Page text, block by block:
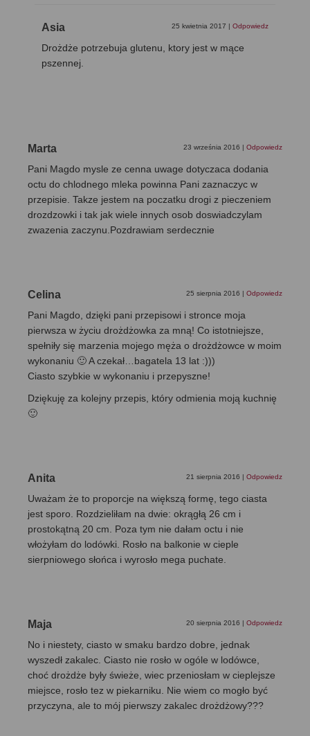
Asia 25 kwietnia 2017 | Odpowiedz
Drożdże potrzebuja glutenu, ktory jest w mące
pszennej.
Marta 23 września 2016 | Odpowiedz
Pani Magdo mysle ze cenna uwage dotyczaca dodania
octu do chlodnego mleka powinna Pani zaznaczyc w
przepisie. Takze jestem na poczatku drogi z pieczeniem
drozdzowki i tak jak wiele innych osob doswiadczylam
zwazenia zaczynu.Pozdrawiam serdecznie
Celina 25 sierpnia 2016 | Odpowiedz
Pani Magdo, dzięki pani przepisowi i stronce moja
pierwsza w życiu drożdżowka za mną! Co istotniejsze,
spełniły się marzenia mojego męża o drożdżowce w moim
wykonaniu 🙂 A czekał…bagatela 13 lat :)))
Ciasto szybkie w wykonaniu i przepyszne!
Dziękuję za kolejny przepis, który odmienia moją kuchnię
🙂
Anita 21 sierpnia 2016 | Odpowiedz
Uważam że to proporcje na większą formę, tego ciasta
jest sporo. Rozdzieliłam na dwie: okrągłą 26 cm i
prostokątną 20 cm. Poza tym nie dałam octu i nie
włożyłam do lodówki. Rosło na balkonie w cieple
sierpniowego słońca i wyrosło mega puchate.
Maja 20 sierpnia 2016 | Odpowiedz
No i niestety, ciasto w smaku bardzo dobre, jednak
wyszedł zakalec. Ciasto nie rosło w ogóle w lodówce,
choć drożdże były świeże, wiec przeniosłam w cieplejsze
miejsce, rosło tez w piekarniku. Nie wiem co mogło być
przyczyna, ale to mój pierwszy zakalec drożdżowy???